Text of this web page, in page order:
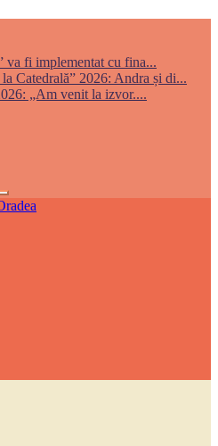
va fi implementat cu fina...
Catedrală” 2026: Andra și di...
„Am venit la izvor....